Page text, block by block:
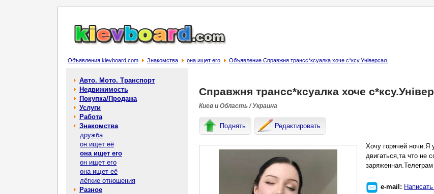
Объявления kievboard.com Знакомства она ищет его Объявление Справжня трансс*ксуалка хоче с*ксу.Універсал.
Авто. Мото. Транспорт
Недвижимость
Покупка/Продажа
Услуги
Работа
Знакомства
дружба
он ищет её
она ищет его
он ищет его
она ищет её
лёгкие отношения
Разное
Справжня трансс*ксуалка хоче
Киев и Область / Украина
Поднять Редактировать
Хочу горячей ночи.Я
двигаться,та что не
e-mail: